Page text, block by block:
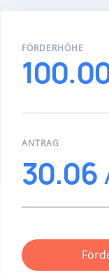
FÖRDERHÖHE
ANTRAG
30.06